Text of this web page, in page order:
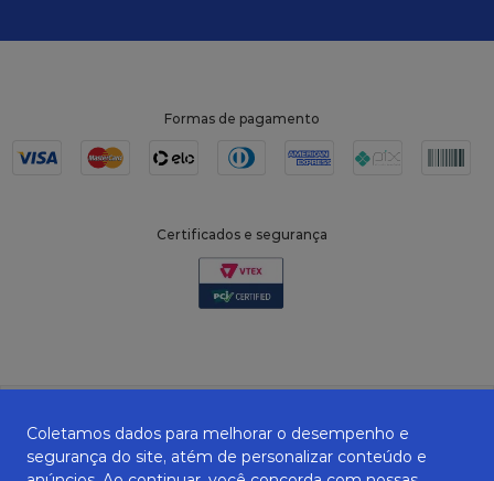
Formas de pagamento
Certificados e segurança
Coletamos dados para melhorar o desempenho e
segurança do site, atém de personalizar conteúdo e